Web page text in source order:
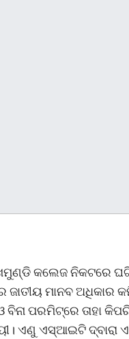
କଲେଜ ନିକଟରେ
ଜାତୀୟ ମାନବ
ପରମିଟ୍‌ରେ ତାହା
ଏଣୁ ଏସ୍‌ଆଇଟି ଦ୍ବାରା